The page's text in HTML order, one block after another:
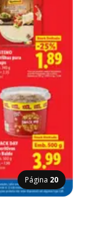
Página 20